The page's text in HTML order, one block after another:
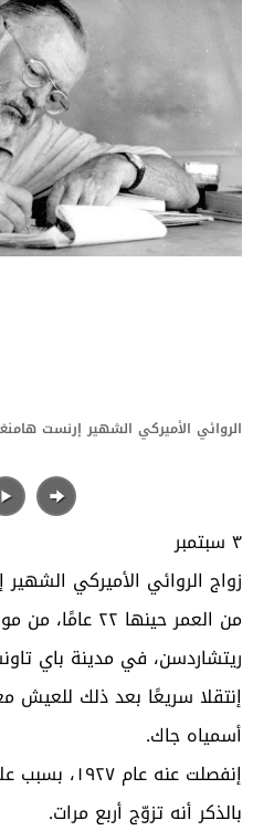
الروائي الأميركي الشهير إرنست
٣ سبتمبر
زواج الروائي الأميركي
من العمر حينها
ريتشاردسن، في مدينة باي
إنتقلا سريعًا بعد ذلك للعيش
أسمياه جاك.
إنفصلت عنه
بالذكر أنه تزوّج أربع مرات.